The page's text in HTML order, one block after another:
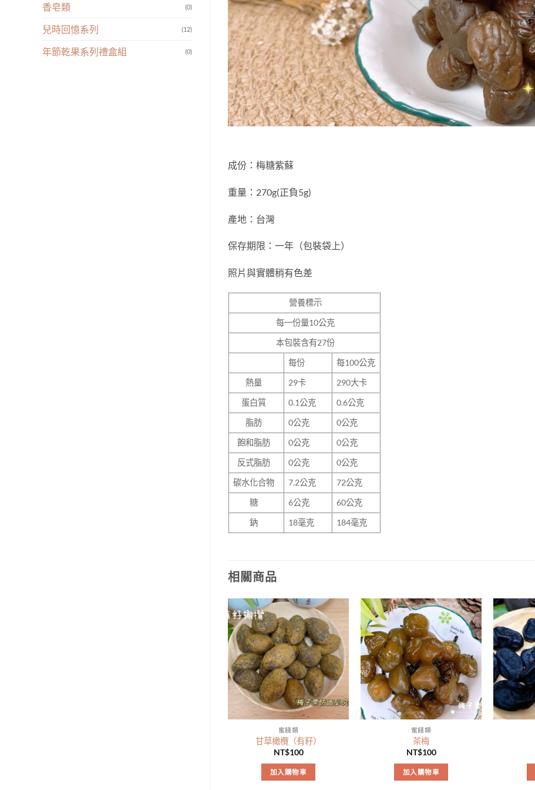
香皂類 (0)
兒時回憶系列 (12)
年節乾果系列禮盒組 (0)
成份：梅糖紫蘇
重量：270g(正負5g)
產地：台灣
保存期限：一年（包裝袋上）
照片與實體稍有色差
營養標示
每一份量10公克
本包裝含有27份
每份
每100公克
熱量
29卡
290大卡
蛋白質
0.1公克
0.6公克
脂肪
0公克
0公克
飽和脂肪
0公克
0公克
反式脂肪
0公克
0公克
碳水化合物
7.2公克
72公克
糖
6公克
60公克
鈉
18毫克 184毫克
相關商品
蜜餞類
甘草橄欖（有籽）
NT$100
加入購物車
蜜餞類
茶梅
NT$100
加入購物車